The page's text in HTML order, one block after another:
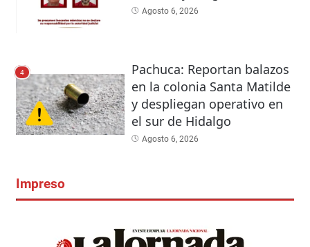
Agosto 6, 2026
4
Pachuca: Reportan balazos
en la colonia Santa Matilde
y despliegan operativo en
el sur de Hidalgo
Agosto 6, 2026
Impreso